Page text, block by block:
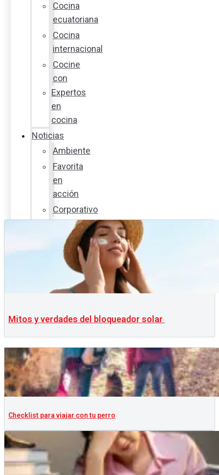
Cocina
ecuatoriana
Cocina
internacional
Cocine
con
Expertos
en
cocina
Noticias
Ambiente
Favorita
en
acción
Corporativo
Emprendimiento
Guía
Mitos y verdades del bloqueador solar
Checklist para viajar con tu perro